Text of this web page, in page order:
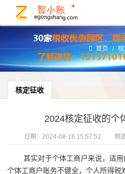
首页 /
核定征收
2024核定征收的个
日期： 2024-08-16 15:57:52 频
其实对于个体工商户来说，适用
个体工商户账务不健全，个人所得